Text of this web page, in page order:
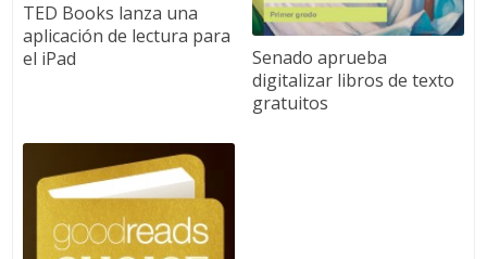
TED Books lanza una
aplicación de lectura para
el iPad
Senado aprueba
digitalizar libros de texto
gratuitos